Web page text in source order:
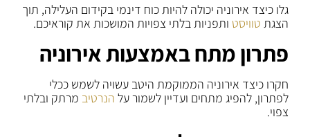
גלו כיצד אירוניה יכולה להיות כוח דינמי בקידום העלילה, תוך
הצגת טוויסט ותפניות בלתי צפויות המושכות את קוראיכם.
פתרון מתח באמצעות אירוניה
חקרו כיצד אירוניה הממוקמת היטב עשויה לשמש ככלי
לפתרון, להפיג מתחים ועדיין לשמור על הנרטיב מרתק ובלתי
צפוי.